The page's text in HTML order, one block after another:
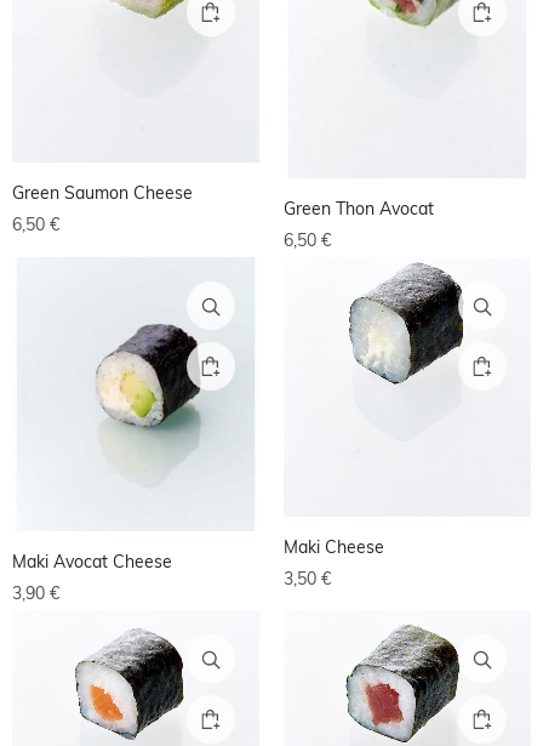
Green Saumon Cheese
6,50 €
Green Thon Avocat
6,50 €
Maki Avocat Cheese
3,90 €
Maki Cheese
3,50 €